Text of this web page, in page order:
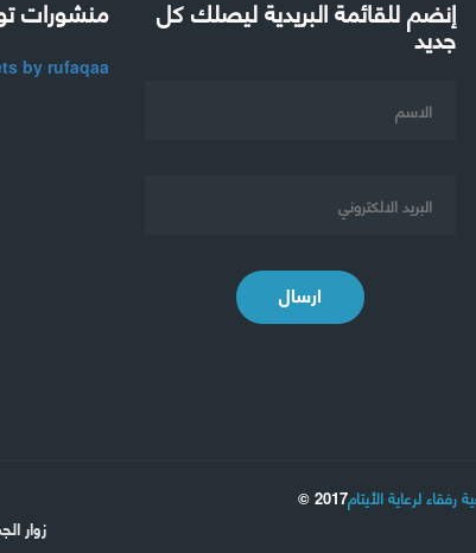
إنضم للقائمة البريدية ليصلك كل
جديد
ارسال
منشورات
by rufaqaa
رفقاء لرعاية الأيتام2017 ©
زوار